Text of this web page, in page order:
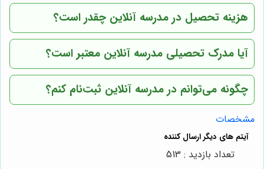
هزینه تحصیل در مدرسه آنلاین چقدر است؟
آیا مدرک تحصیلی مدرسه آنلاین معتبر است؟
چگونه می‌توانم در مدرسه آنلاین ثبت‌نام کنم؟
مشخصات
تعداد بازدید : 513